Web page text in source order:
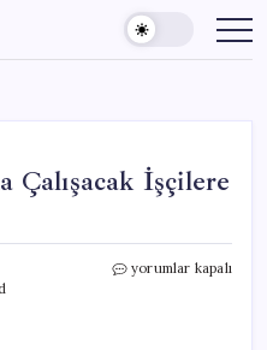
Çalışacak İşçilere
Kurban
yorumlar kapalı